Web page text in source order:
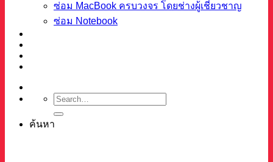
ซ่อม MacBook ครบวงจร โดยช่างผู้เชี่ยวชาญ
ซ่อม Notebook
ค้นหา